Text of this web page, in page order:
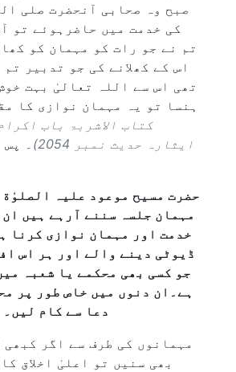
صبح وہ صحابی آنحضرت صلی
کی خدمت میں حاضرہوئے تو
تم نے جو رات کو مہمان کو
اس کے کھلانے کی جو تدبیر
تھی اس سے اللہ تعالیٰ بہت
ہنسا تو یہ مہمان نوازی کا
کتاب الاشربۃ باب
ایثارہ حدیث نمبر 2054)
۔ پس
حضرت مسیح موعود علیہ الصلوٰة
مہمان جلسہ سننے آرہے ہیں
خدمت اور مہمان نوازی کرنا
ڈیوٹی دینے والے اور ہر اس
جو کسی بھی محکمے یا شعبہ
ہے۔ان دنوں میں خاص طور پر
دعا سے کام لیں۔
مہمانوں کی طرف سے اگر
بھی سنیں تو اعلیٰ اخلاق